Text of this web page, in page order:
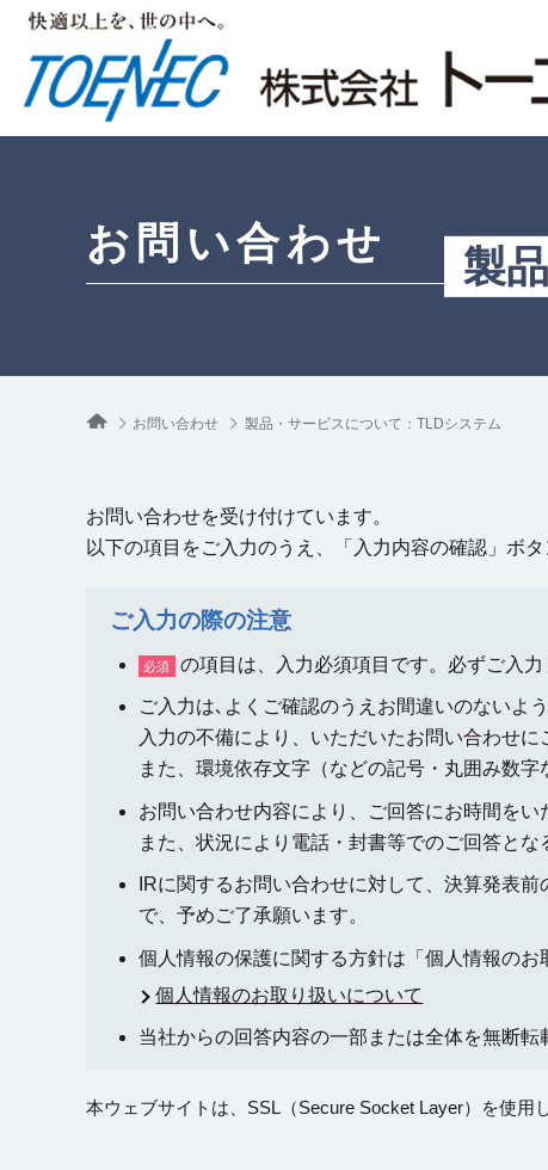
お問い合わせ 製
お問い合わせ 製品・サービスについて：TLDシステム
お問い合わせを受け付けています。
以下の項目をご入力のうえ、「入力内容の確認」ボタ
ご入力の際の注意
必須 の項目は、入力必須項目です。必ずご入力
ご入力は､よくご確認のうえお間違いのないよ
入力の不備により、いただいたお問い合わせ
また、環境依存文字（などの記号・丸囲み数
お問い合わせ内容により、ご回答にお時間を
また、状況により電話・封書等でのご回答と
IRに関するお問い合わせに対して、決算発表
で、予めご了承願います。
個人情報の保護に関する方針は「個人情報のお
個人情報のお取り扱いについて
当社からの回答内容の一部または全体を無断転
本ウェブサイトは、SSL（Secure Socket Layer）を使用